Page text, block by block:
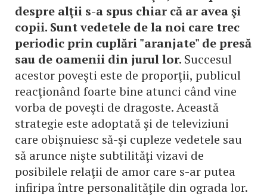
despre alţii s-a spus chiar că ar avea şi
copii. Sunt vedetele de la noi care trec
periodic prin cuplări "aranjate" de presă
sau de oamenii din jurul lor. Succesul
acestor poveşti este de proporţii, publicul
reacţionând foarte bine atunci când vine
vorba de poveşti de dragoste. Această
strategie este adoptată şi de televiziuni
care obişnuiesc să-şi cupleze vedetele sau
să arunce nişte subtilităţi vizavi de
posibilele relaţii de amor care s-ar putea
infiripa între personalităţile din ograda lor.